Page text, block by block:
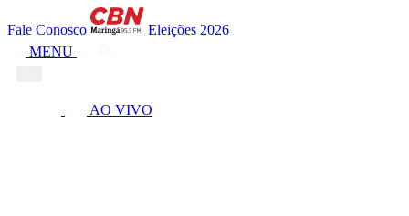
Fale Conosco
Eleições 2026
MENU
AO VIVO